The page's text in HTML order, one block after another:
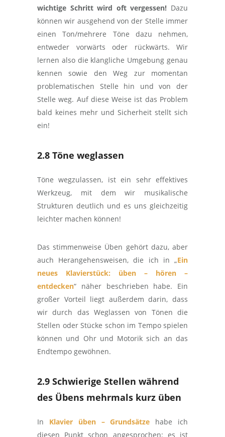
wichtige Schritt wird oft vergessen! Dazu
können wir ausgehend von der Stelle immer
einen Ton/mehrere Töne dazu nehmen,
entweder vorwärts oder rückwärts. Wir
lernen also die klangliche Umgebung genau
kennen sowie den Weg zur momentan
problematischen Stelle hin und von der
Stelle weg. Auf diese Weise ist das Problem
bald keines mehr und Sicherheit stellt sich
ein!
2.8 Töne weglassen
Töne wegzulassen, ist ein sehr effektives
Werkzeug, mit dem wir musikalische
Strukturen deutlich und es uns gleichzeitig
leichter machen können!
Das stimmenweise Üben gehört dazu, aber
auch Herangehensweisen, die ich in „Ein
neues Klavierstück: üben – hören –
entdecken“ näher beschrieben habe. Ein
großer Vorteil liegt außerdem darin, dass
wir durch das Weglassen von Tönen die
Stellen oder Stücke schon im Tempo spielen
können und Ohr und Motorik sich an das
Endtempo gewöhnen.
2.9 Schwierige Stellen während
des Übens mehrmals kurz üben
In Klavier üben – Grundsätze habe ich
diesen Punkt schon angesprochen: es ist